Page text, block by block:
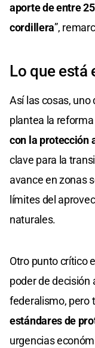
aporte de entre
cordillera”,
Lo que está
Así las cosas, uno
plantea la
con la protección
clave para la
avance en zonas
límites del
naturales.
Otro punto crítico
poder de decisión
federalismo, pero
estándares de
urgencias